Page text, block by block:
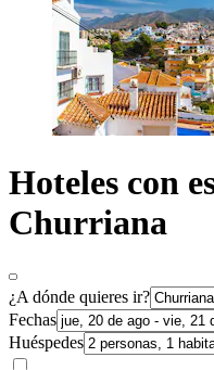
Hoteles con
Churriana
¿A dónde quieres ir?
Fechas
Huéspedes